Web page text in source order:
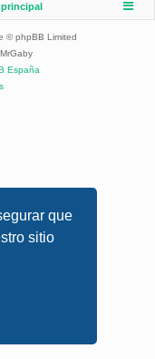
que
sitio
© phpBB Limited
España